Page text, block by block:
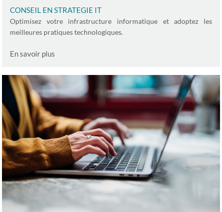
CONSEIL EN STRATEGIE IT
Optimisez votre infrastructure informatique et adoptez les
meilleures pratiques technologiques.
En savoir plus